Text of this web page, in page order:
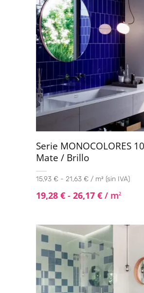
Serie MONOCOLORES
Mate / Brillo
15,93 € - 21,63 € / m² (sin IVA)
19,28 € - 26,17 € / m2